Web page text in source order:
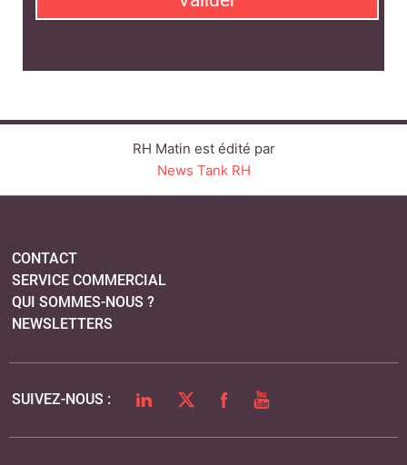
QUI SOMMES-NOUS ?
LINKEDINTWITTERFACEBOOK
MENTIONS LÉGALES
POLITIQUE DE CONFIDENTIALITÉ
COOKIES